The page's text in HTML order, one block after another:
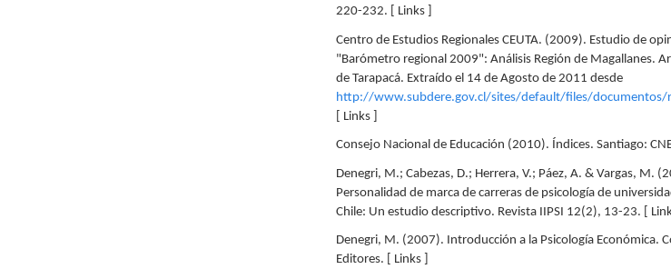
220-232. [ Links ]
Centro de Estudios Regionales CEUTA. (2009). Estudio de
"Barómetro regional 2009": Análisis Región de Magallanes.
de Tarapacá. Extraído el 14 de Agosto de 2011 desde
http://www.subdere.gov.cl/sites/default/files/documentos/
[ Links ]
Consejo Nacional de Educación (2010). Índices. Santiago:
Denegri, M.; Cabezas, D.; Herrera, V.; Páez, A. & Vargas, M.
Personalidad de marca de carreras de psicología de
Chile: Un estudio descriptivo. Revista IIPSI 12(2), 13-23. [
Denegri, M. (2007). Introducción a la Psicología Económica.
Editores. [ Links ]